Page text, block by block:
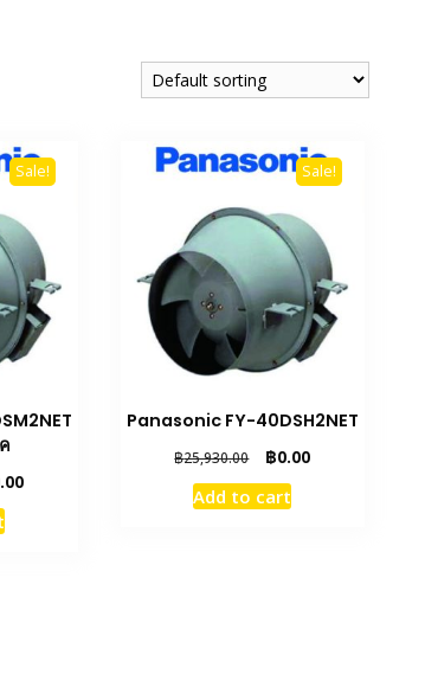
Sale!
Current
Sale!
Panasonic FY-40DSH2NET
฿25,930.00
Original
price
was:
฿0.00Current
Add to cart